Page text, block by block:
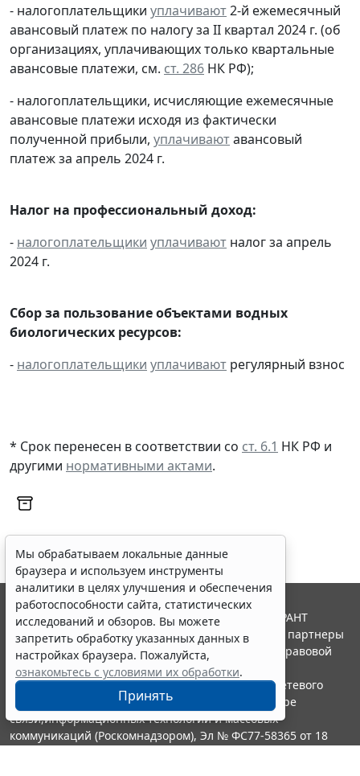
- налогоплательщики уплачивают2-й ежемесячный
авансовый платеж по налогу за II квартал 2024 г. (об
организациях, уплачивающих только квартальные
авансовые платежи, см. ст. 286 НК РФ);
- налогоплательщики, исчисляющие ежемесячные
авансовые платежи исходя из фактически
полученной прибыли, уплачиваютавансовый
платеж за апрель 2024 г.
Налог на профессиональный доход:
- налогоплательщики уплачивают налог за апрель
2024 г.
Сбор за пользование объектами водных
биологических ресурсов:
- налогоплательщики уплачивают регулярный взнос
* Срок перенесен в соответствии со ст. 6.1 НК РФ и
другими нормативными актами.
Мы обрабатываем локальные данные
браузера и используем инструменты
аналитики в целях улучшения и обеспечения
работоспособности сайта, статистических
исследований и обзоров. Вы можете
запретить обработку указанных данных в
настройках браузера. Пожалуйста,
ознакомьтесь с условиями их обработки.
Принять
© ООО "НПП "ГАРАНТ-СЕРВИС", 2026. Система ГАРАНТ
выпускается с 1990 года. Компания "Гарант" и ее партнеры
являются участниками Российской ассоциации правовой
информации ГАРАНТ.
Портал ГАРАНТ.РУ зарегистрирован в качестве сетевого
издания Федеральной службой по надзору в сфере
связи,информационных технологий и массовых
коммуникаций (Роскомнадзором), Эл № ФС77-58365 от 18